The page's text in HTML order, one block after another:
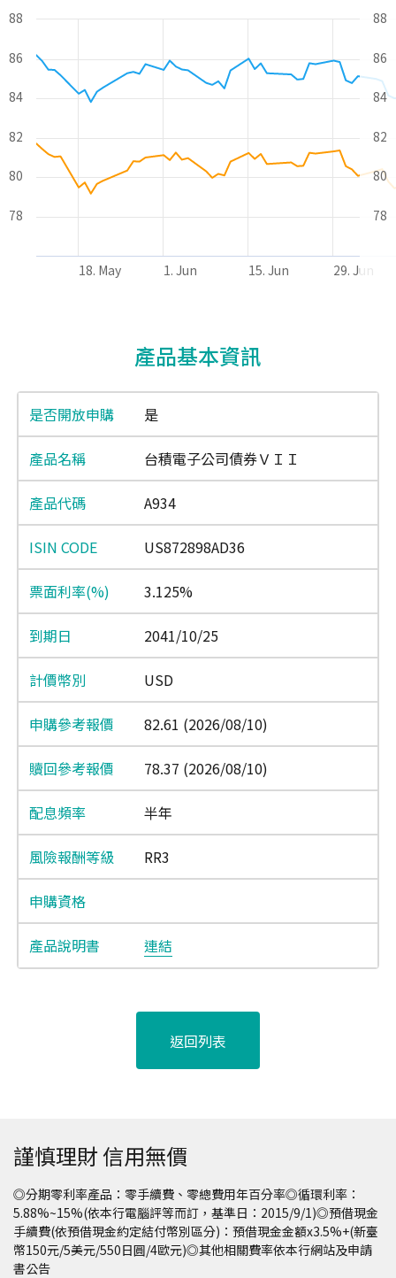
The chart has 2 Y axes displaying values and values.
78
80
82
84
86
88
78
80
82
84
86
88
18. May 1. Jun 15. Jun 29. Jun
產品基本資訊
是
台積電子公司債券ＶＩＩ
A934
US872898AD36
3.125%
2041/10/25
USD
82.61 (2026/08/10)
78.37 (2026/08/10)
半年
RR3
連結
返回列表
謹慎理財 信用無價
◎分期零利率產品：零手續費、零總費用年百分率◎循環利率：
5.88%~15%(依本行電腦評等而訂，基準日：2015/9/1)◎預借現金
手續費(依預借現金約定結付幣別區分)：預借現金金額x3.5%+(新臺
幣150元/5美元/550日圓/4歐元)◎其他相關費率依本行網站及申請
書公告